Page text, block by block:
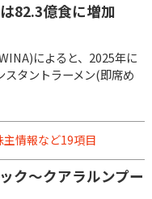
82.3億食に増加
によると、2025年に
スタントラーメン(即席め
主情報など19項目
ク～クアラルンプー